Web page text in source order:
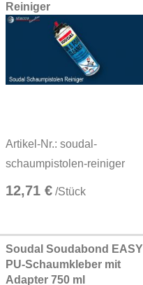
Reiniger
Artikel-Nr.: soudal-
schaumpistolen-reiniger
12,71 € /Stück
Soudal Soudabond EASY
PU-Schaumkleber mit
Adapter 750 ml